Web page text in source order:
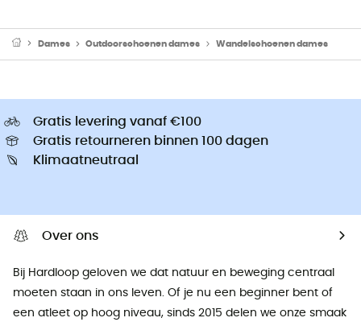
Dames Outdoorschoenen dames Wandelschoenen dames
Gratis levering vanaf €100
Gratis retourneren binnen 100 dagen
Klimaatneutraal
Over ons
Bij Hardloop geloven we dat natuur en beweging centraal
moeten staan ​​in ons leven. Of je nu een beginner bent of
een atleet op hoog niveau, sinds 2015 delen we onze smaak